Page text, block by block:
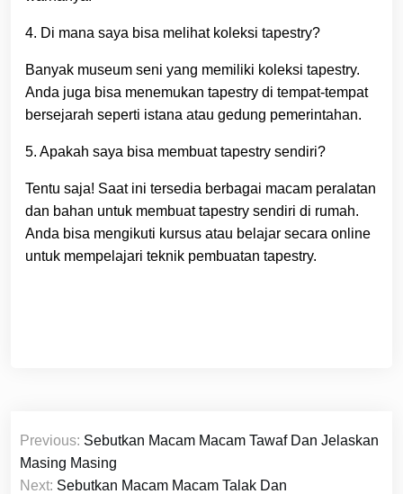
4. Di mana saya bisa melihat koleksi tapestry?
Banyak museum seni yang memiliki koleksi tapestry.
Anda juga bisa menemukan tapestry di tempat-tempat
bersejarah seperti istana atau gedung pemerintahan.
5. Apakah saya bisa membuat tapestry sendiri?
Tentu saja! Saat ini tersedia berbagai macam peralatan
dan bahan untuk membuat tapestry sendiri di rumah.
Anda bisa mengikuti kursus atau belajar secara online
untuk mempelajari teknik pembuatan tapestry.
Navigasi
pos
Previous: Sebutkan Macam Macam Tawaf Dan Jelaskan
Masing Masing
Next: Sebutkan Macam Macam Talak Dan